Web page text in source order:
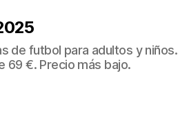
de futbol para adultos y niños.
69 €. Precio más bajo.